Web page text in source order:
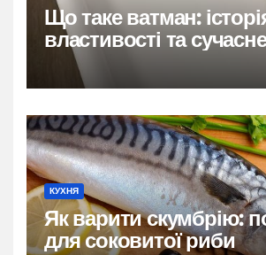
Що таке ватман:
властивості та сучасне
застосування
КУХНЯ
Як варити скумбрію:
для соковитої риби